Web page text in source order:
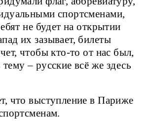
спортсменами,
не будет на открытии
их зазывает, билеты
чтобы кто-то от нас был,
– русские всё же здесь
что выступление в Париже